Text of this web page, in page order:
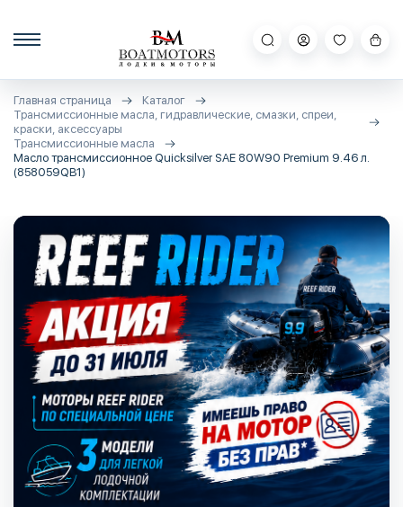
Главная страница
Каталог
Трансмиссионные масла, гидравлические, смазки, спреи,
краски, аксессуары
Трансмиссионные масла
Масло трансмиссионное Quicksilver SAE 80W90 Premium 9.46 л.
(858059QB1)